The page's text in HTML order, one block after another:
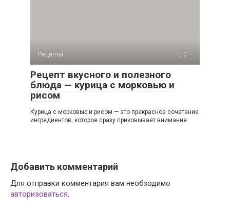
Рецепты 0
Рецепт вкусного и полезного
блюда — курица с морковью и
рисом
Курица с морковью и рисом — это прекрасное сочетание
ингредиентов, которое сразу приковывает внимание
Добавить комментарий
Для отправки комментария вам необходимо
авторизоваться.